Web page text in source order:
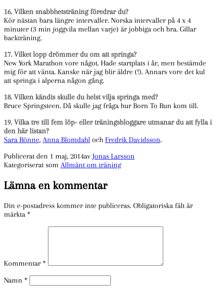
16. Vilken snabbhetsträning föredrar du?
Kör nästan bara längre intervaller. Norska intervaller på 4 x 4
minuter (3 min joggvila mellan varje) är jobbiga och bra. Gillar
backträning.
17. Vilket lopp drömmer du om att springa?
New York Marathon vore något. Hade startplats i år, men bestämde
mig för att vänta. Kanske när jag blir äldre (!). Annars vore det kul
att springa i alperna någon gång.
18. Vilken kändis skulle du helst vilja springa med?
Bruce Springsteen. Då skulle jag fråga hur Born To Run kom till.
19. Vilka tre till fem löp- eller träningsbloggare utmanar du att fylla i
den här listan?
Sara Rönne, Anna Blomdahl och Fredrik Davidsson.
Publicerat den 1 maj, 2014av Jonas Larsson
Kategoriserat som Allmänt om träning
Lämna en kommentar
Din e-postadress kommer inte publiceras. Obligatoriska fält är
märkta *
Kommentar *
Namn *